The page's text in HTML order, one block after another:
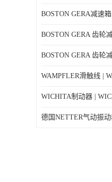
BOSTON GERA减速箱